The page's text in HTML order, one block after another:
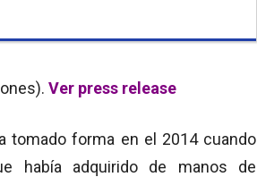
Ver press release
tomado forma en el 2014 cuando
había adquirido de manos de